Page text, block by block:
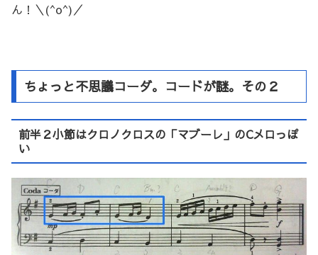
ん！＼(^o^)／
ちょっと不思議コーダ。コードが謎。その２
前半２小節はクロノクロスの「マブーレ」のCメロっぽ
い